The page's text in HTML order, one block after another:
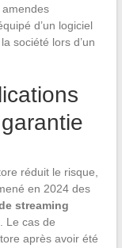
amendes
d’un logiciel
société lors d’un
réduit le risque,
en 2024 des
streaming
. Le cas de
après avoir été